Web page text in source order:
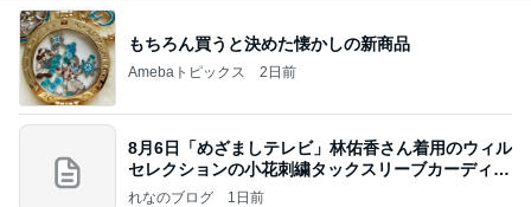
もちろん買うと決めた懐かしの新商品
Amebaトピックス 2日前
8月6日「めざましテレビ」林佑香さん着用のウィル
セレクションの小花刺繍タックスリーブカーディガ
ン
れなのブログ 1日前